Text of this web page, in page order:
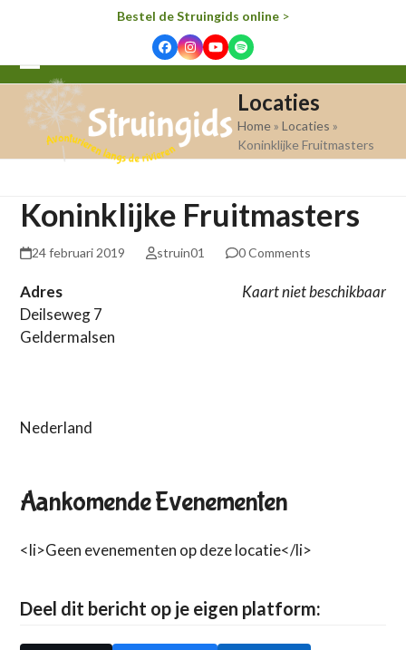
Bestel de Struingids online>
FacebookInstagram
YouTube
Spotify
Open
mobile
menu
Close
mobile
menu
Locaties
Home »Locaties »
Koninklijke Fruitmasters
Koninklijke Fruitmasters
24 februari 2019 struin01 0 Comments
Kaart niet beschikbaar
Adres
Deilseweg 7
Geldermalsen
Nederland
Aankomende Evenementen
<li>Geen evenementen op deze locatie</li>
Deel dit bericht op je eigen platform: